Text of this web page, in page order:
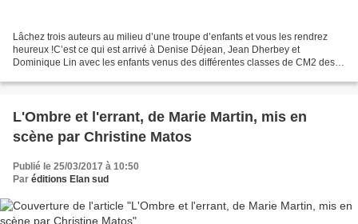
Lâchez trois auteurs au milieu d’une troupe d’enfants et vous les rendrez
heureux !C’est ce qui est arrivé à Denise Déjean, Jean Dherbey et
Dominique Lin avec les enfants venus des différentes classes de CM2 des
L'Ombre et l'errant, de Marie Martin, mis en
scène par Christine Matos
Publié le 25/03/2017 à 10:50
Par éditions Elan sud